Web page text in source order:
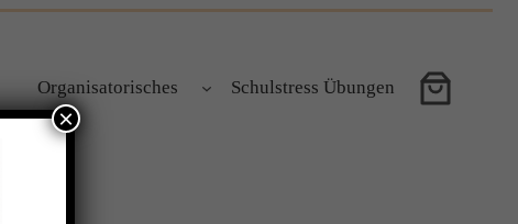
Organisatorisches Schulstress Übungen
×